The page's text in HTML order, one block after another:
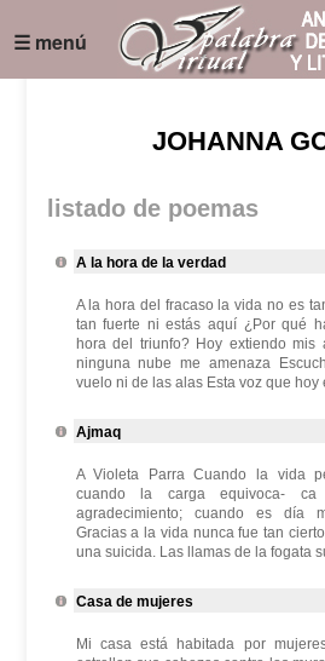
☰ menú
JOHANNA
listado de poemas
A la hora de la verdad
A la hora del fracaso la vida no es
tan fuerte ni estás aquí ¿Por qué
hora del triunfo? Hoy extiendo
ninguna nube me amenaza
vuelo ni de las alas Esta voz que hoy
Ajmaq
A Violeta Parra Cuando la vida
cuando la carga equivoca-
agradecimiento; cuando es día
Gracias a la vida nunca fue tan
una suicida. Las llamas de la fogata
Casa de mujeres
Mi casa está habitada por